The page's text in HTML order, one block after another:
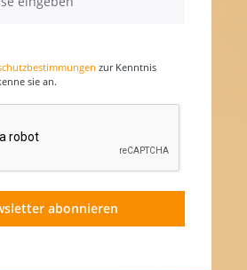
zur Kenntnis
sie an.
abonnieren